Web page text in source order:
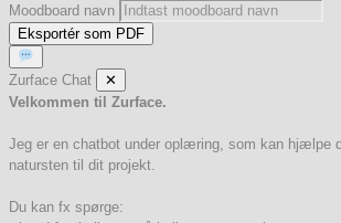
Moodboard navn
Eksportér som PDF
Zurface Chat
✕
Velkommen til Zurface.
Jeg er en chatbot under oplæring, som kan hjælpe
natursten til dit projekt.
Du kan fx spørge: